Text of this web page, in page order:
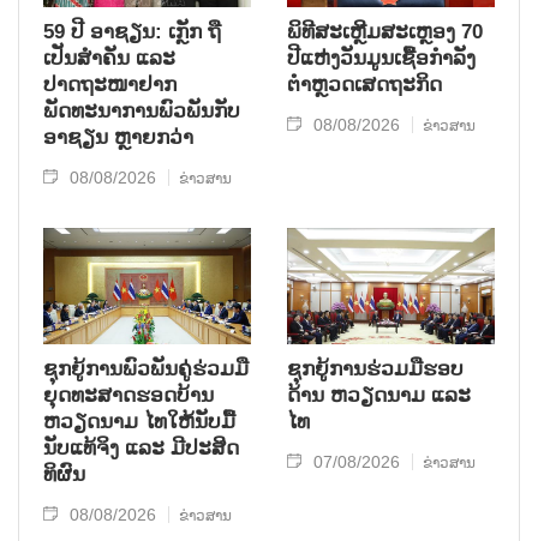
59 ປີ ອາຊຽນ: ເກຼັກ ຖື
ເປັນສຳຄັນ ແລະ
ປາດຖະໜາຢາກ
ພັດທະນາການພົວພັນກັບ
ອາຊຽນ ຫຼາຍກວ່າ
08/08/2026 ຂ່າວສານ
ພິທີສະເຫຼີມສະເຫຼອງ 70
ປີແຫ່ງວັນມູນເຊື້ອກຳລັງ
ຕຳຫຼວດເສດຖະກິດ
08/08/2026 ຂ່າວສານ
ຊຸກ​ຍູ້​ການ​ພົວ​ພັນ​ຄູ່​ຮ່ວມ​ມື​
ຍຸດ​ທະ​ສາດ​ຮອດ​ບ້ານ
ຫວຽດ​ນາມ ໄທ​ໃຫ້​ນັບ​ມື້​
ນັບ​ແທ້​ຈິງ ແລະ ມີ​ປະ​ສິດ​
ທິ​ຜົນ
08/08/2026 ຂ່າວສານ
ຊຸກຍູ້ການຮ່ວມມືຮອບ
ດ້ານ ຫວຽດນາມ ແລະ
ໄທ
07/08/2026 ຂ່າວສານ